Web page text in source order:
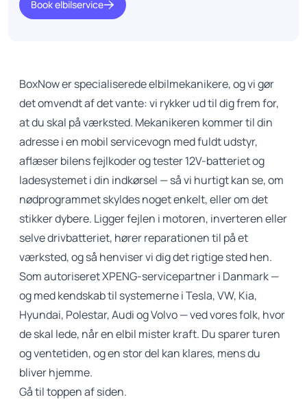
Book elbilservice
BoxNow er specialiserede elbilmekanikere, og vi gør
det omvendt af det vante: vi rykker ud til dig frem for,
at du skal på værksted. Mekanikeren kommer til din
adresse i en mobil servicevogn med fuldt udstyr,
aflæser bilens fejlkoder og tester 12V-batteriet og
ladesystemet i din indkørsel — så vi hurtigt kan se, om
nødprogrammet skyldes noget enkelt, eller om det
stikker dybere. Ligger fejlen i motoren, inverteren eller
selve drivbatteriet, hører reparationen til på et
værksted, og så henviser vi dig det rigtige sted hen.
Som autoriseret XPENG-servicepartner i Danmark —
og med kendskab til systemerne i Tesla, VW, Kia,
Hyundai, Polestar, Audi og Volvo — ved vores folk, hvor
de skal lede, når en elbil mister kraft. Du sparer turen
og ventetiden, og en stor del kan klares, mens du
bliver hjemme.
Gå til toppen af siden.